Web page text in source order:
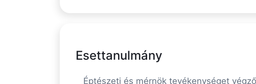
Esettanulmány
Éptészeti és mérnök tevékenységet